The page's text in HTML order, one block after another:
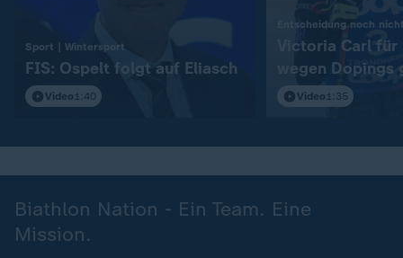
Sport | Wintersport
FIS: Ospelt folgt auf Eliasch
Video 1:40
Entscheidung noch
Victoria Carl
wegen
Video 1:35
Biathlon Nation - Ein Team. Eine
Mission.